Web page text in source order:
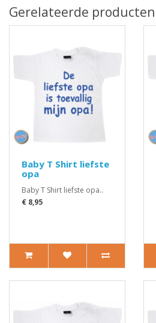
Gerelateerde producten
Baby T Shirt liefste
opa
Baby T Shirt liefste opa..
€ 8,95